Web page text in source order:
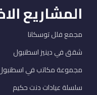
المشاريع
مجمع فلل توسكانا
شقق في دينيز اسطنبول
مجموعة مكاتب في
سلسلة عيادات دنت حكيم